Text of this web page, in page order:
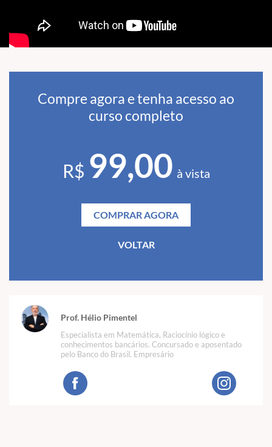
Prof. Hélio Pimentel
Especialista em Matemática, Raciocínio lógico e
conhecimentos bancários. Concursado e aposentado
pelo Banco do Brasil. Empresário
Compre agora e tenha acesso ao
curso completo
R$ 99,00 à vista
COMPRAR AGORA
VOLTAR